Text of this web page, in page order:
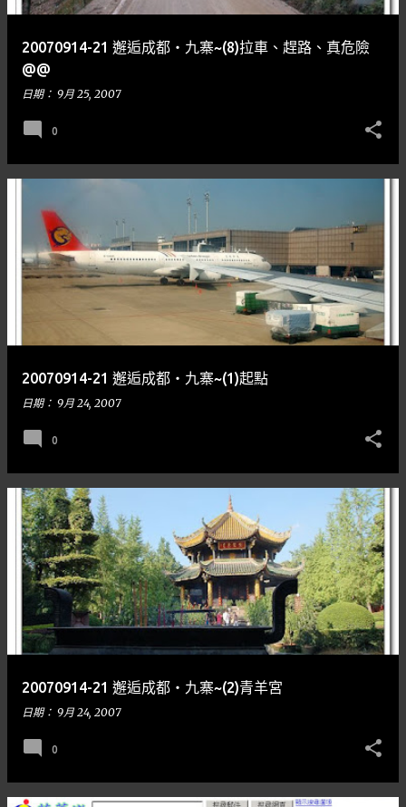
20070914-21 邂逅成都‧九寨~(8)拉車、趕路、真危險
@@
日期： 9月 25, 2007
0
20070914-21 邂逅成都‧九寨~(1)起點
日期： 9月 24, 2007
0
20070914-21 邂逅成都‧九寨~(2)青羊宮
日期： 9月 24, 2007
0